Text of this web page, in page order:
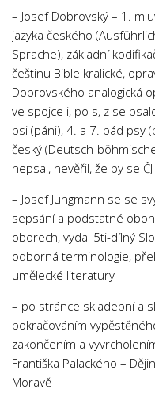
– Josef Dobrovský – 1.
jazyka českého
Sprache), základní
češtinu Bible kralické,
Dobrovského analogická
ve spojce i, po s, z se
psi (páni), 4. a 7. pád psy
český (Deutsch-
nepsal, nevěřil, že by se
– Josef Jungmann se se
sepsání a podstatné
oborech, vydal 5ti-dílný
odborná terminologie,
umělecké literatury
– po stránce skladební a
pokračováním
zakončením a
Františka Palackého –
Moravě